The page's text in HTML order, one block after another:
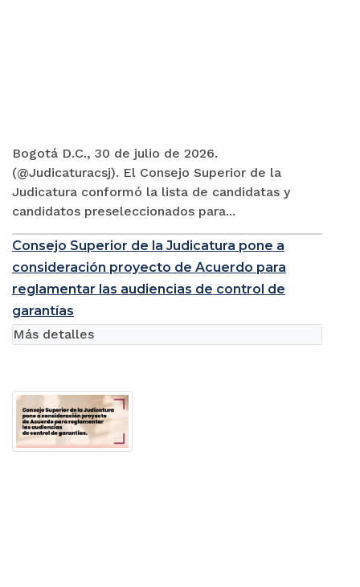
Bogotá D.C., 30 de julio de 2026.
(@Judicaturacsj). El Consejo Superior de la
Judicatura conformó la lista de candidatas y
candidatos preseleccionados para...
Consejo Superior de la Judicatura pone a
consideración proyecto de Acuerdo para
reglamentar las audiencias de control de
garantías
Más detalles